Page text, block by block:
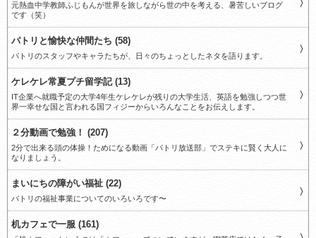
元熱血中学教師ふじもんが世界を旅しながら世の中を考える、暑苦しいブログ
です（笑）
パトリと愉快な仲間たち (58)
パトリのスタッフやキャラたちが、日々のちょっとしたネタを語ります。
ケレケレ常夏プチ留学記 (13)
IT企業へ就職予定の大学4年生ケレケレが残りの大学生活、英語を勉強しつつ世
界一幸せな国と言われる国フィジーからいろんなことをお伝えします。
２分動画で勉強！ (207)
2分で出来る頭の体操！ためになる動画「パトリ放送部」でステキに賢く大人に
なりましょう。
まいにちの障がい福祉 (22)
パトリの福祉事業についてのいろいろです〜
机カフェで一服 (161)